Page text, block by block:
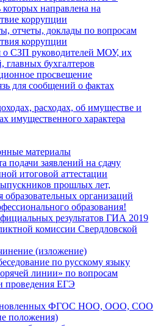
которых направлена на
коррупции
отчеты, доклады по вопросам
коррупции
СЗП руководителей МОУ, их
главных бухгалтеров
просвещение
для сообщений о фактах
расходах, об имуществе и
имущественного характера
материалы
подачи заявлений на сдачу
итоговой аттестации
прошлых лет,
организаций
образования!
результатов ГИА 2019
комиссии Свердловской
(изложение)
по русскому языку
линии» по вопросам
проведения ЕГЭ
ФГОС НОО, ООО, СОО
положения)